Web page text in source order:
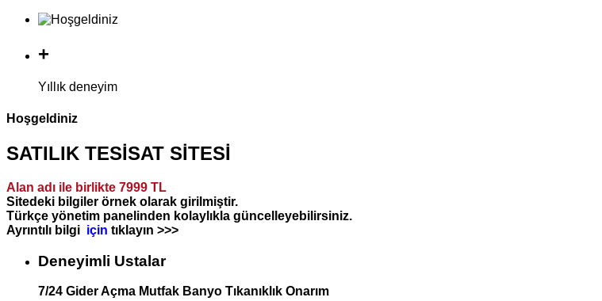
+
Yıllık deneyim
Hoşgeldiniz
SATILIK TESİSAT SİTESİ
Alan adı ile birlikte 7999 TL
Sitedeki bilgiler örnek olarak girilmiştir.
Türkçe yönetim panelinden kolaylıkla güncelleyebilirsiniz.
Ayrıntılı bilgi için tıklayın >>>
Deneyimli Ustalar
7/24 Gider Açma Mutfak Banyo Tıkanıklık Onarım